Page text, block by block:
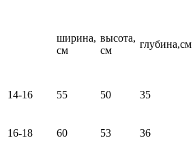
ширина,
см
высота,
см
глубина,см
14-16 55 50 35
16-18 60 53 36